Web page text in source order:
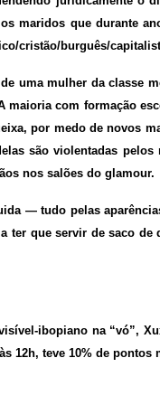
maridos que durante
cristão/burguês/
uma mulher da classe
maioria com formação
por medo de novos
são violentadas
nos salões do glamour.
— tudo pelas
ter que servir de saco
ibopiano na “vó”,
12h, teve 10% de pontos